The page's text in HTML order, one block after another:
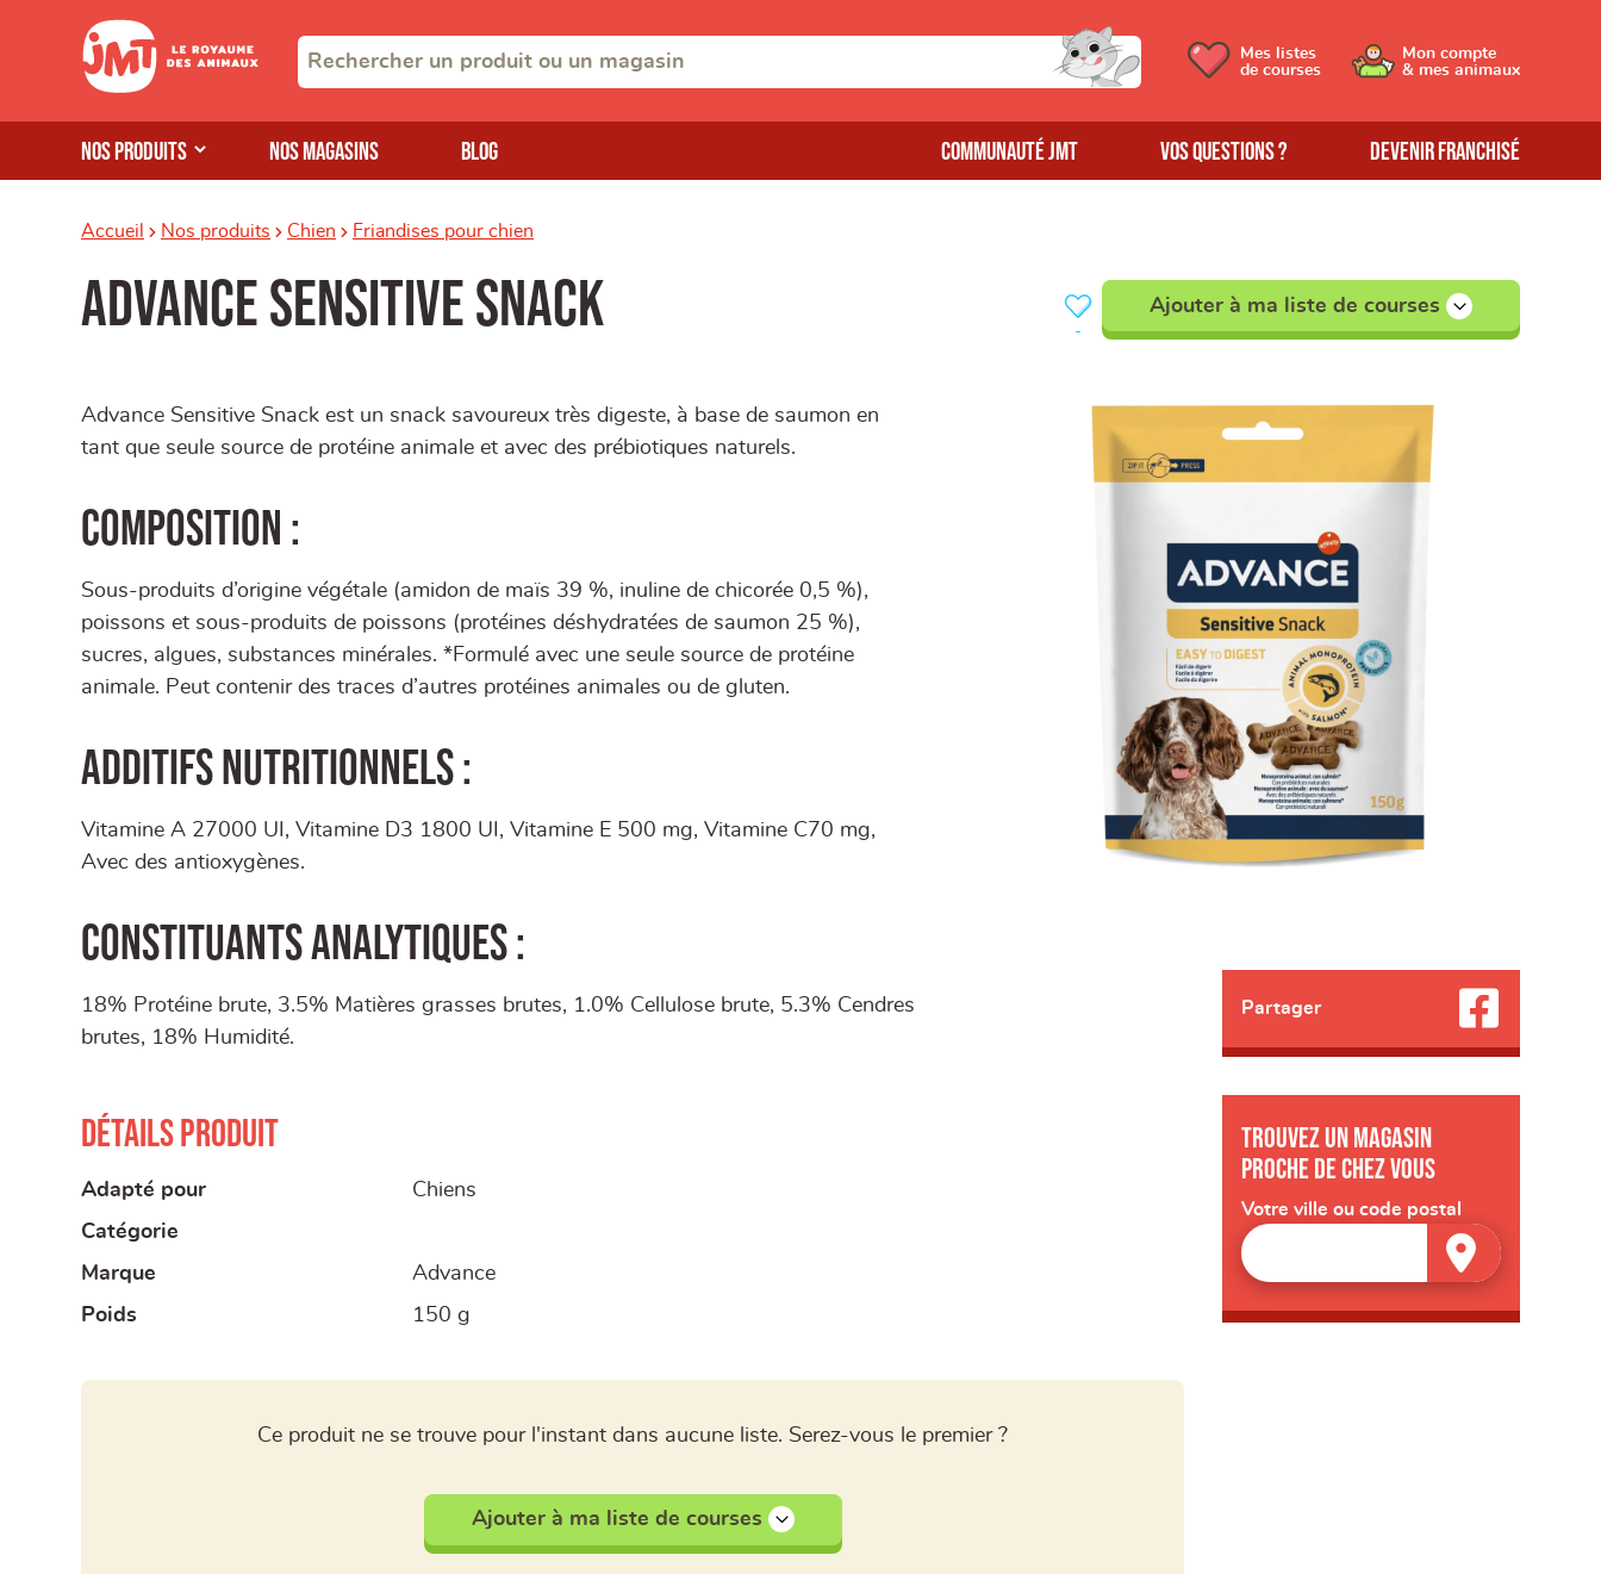
Nos produits Nos magasins Blog Communauté JMT Vos questions ? Devenir franchisé
Mes listes
de courses
Mon compte
& mes animaux
Accueil Nos produits Chien Friandises pour chien
Advance sensitive snack -
Ajouter à ma liste de courses
Advance Sensitive Snack est un snack savoureux très digeste, à base de saumon en
tant que seule source de protéine animale et avec des prébiotiques naturels.
Composition :
Sous-produits d’origine végétale (amidon de maïs 39 %, inuline de chicorée 0,5 %),
poissons et sous-produits de poissons (protéines déshydratées de saumon 25 %),
sucres, algues, substances minérales. *Formulé avec une seule source de protéine
animale. Peut contenir des traces d’autres protéines animales ou de gluten.
Additifs nutritionnels :
Vitamine A 27000 UI, Vitamine D3 1800 UI, Vitamine E 500 mg, Vitamine C70 mg,
Avec des antioxygènes.
Constituants analytiques :
18% Protéine brute, 3.5% Matières grasses brutes, 1.0% Cellulose brute, 5.3% Cendres
brutes, 18% Humidité.
Détails produit
Adapté pour
Chiens
Catégorie
Marque
Advance
Poids
150 g
Ce produit ne se trouve pour l'instant dans aucune liste. Serez-vous le premier ?
Ajouter à ma liste de courses
Partager
Trouvez un magasin
proche de chez vous
Votre ville ou code postal